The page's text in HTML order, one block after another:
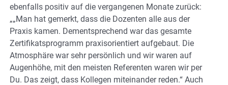
ebenfalls positiv auf die vergangenen Monate zurück:
„„Man hat gemerkt, dass die Dozenten alle aus der
Praxis kamen. Dementsprechend war das gesamte
Zertifikatsprogramm praxisorientiert aufgebaut. Die
Atmosphäre war sehr persönlich und wir waren auf
Augenhöhe, mit den meisten Referenten waren wir per
Du. Das zeigt, dass Kollegen miteinander reden.“ Auch